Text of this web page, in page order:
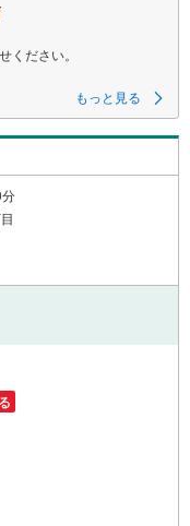
ください。
】
ら
す。
ナー）
提案が可能です。
力でお手伝い致します！
もっと見る